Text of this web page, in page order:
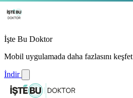
İşte Bu Doktor
Mobil uygulamada daha fazlasını keşfet
İndir